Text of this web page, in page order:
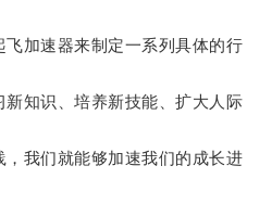
加速器来制定一系列具体的行
知识、培养新技能、扩大人际
我们就能够加速我们的成长进